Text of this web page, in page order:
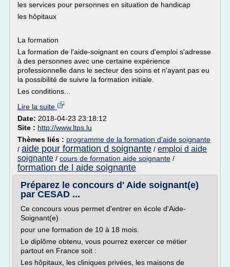
les services pour personnes en situation de handicap
les hôpitaux
La formation
La formation de l'aide-soignant en cours d'emploi s'adresse
à des personnes avec une certaine expérience
professionnelle dans le secteur des soins et n'ayant pas eu
la possibilité de suivre la formation initiale.
Les conditions...
Lire la suite
Date: 2018-04-23 23:18:12
Site : http://www.ltps.lu
Thèmes liés : programme de la formation d'aide soignante
/ aide pour formation d soignante / emploi d aide
soignante / cours de formation aide soignante /
formation de l aide soignante
Préparez le concours d' Aide soignant(e)
par CESAD ...
Ce concours vous permet d'entrer en école d'Aide-
Soignant(e)
pour une formation de 10 à 18 mois.
Le diplôme obtenu, vous pourrez exercer ce métier
partout en France soit :
Les hôpitaux, les cliniques privées, les maisons de